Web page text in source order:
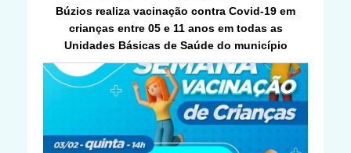
Búzios realiza vacinação contra Covid-19 em
crianças entre 05 e 11 anos em todas as
Unidades Básicas de Saúde do município